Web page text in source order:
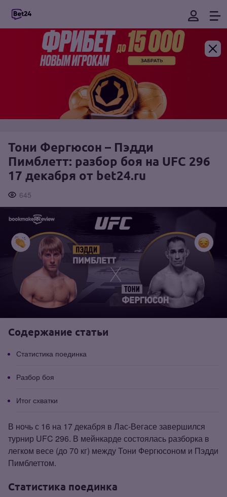
Тони Фергюсон – Пэдди
Пимблетт: разбор боя на UFC 296
17 декабря от bet24.ru
645
Содержание статьи
Статистика поединка
Разбор боя
Итог схватки
В ночь с 16 на 17 декабря в Лас‑Вегасе завершился
турнир UFC 296. В мейнкарде состоялась разборка в
легком весе (до 70 кг) между Тони Фергюсоном и Пэдди
Пимблеттом.
Статистика поединка